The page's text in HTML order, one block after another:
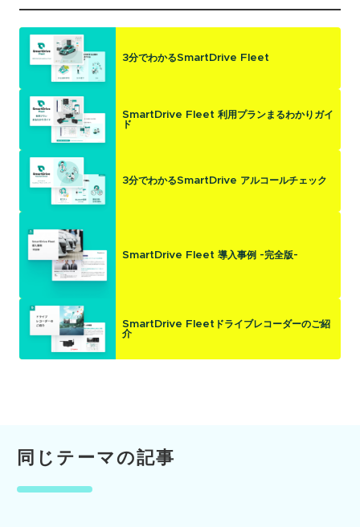
3分でわかるSmartDrive Fleet
SmartDrive Fleet 利用プランまるわかりガイ
ド
3分でわかるSmartDrive アルコールチェック
SmartDrive Fleet 導入事例 -完全版-
SmartDrive Fleetドライブレコーダーのご紹
介
同じテーマの記事